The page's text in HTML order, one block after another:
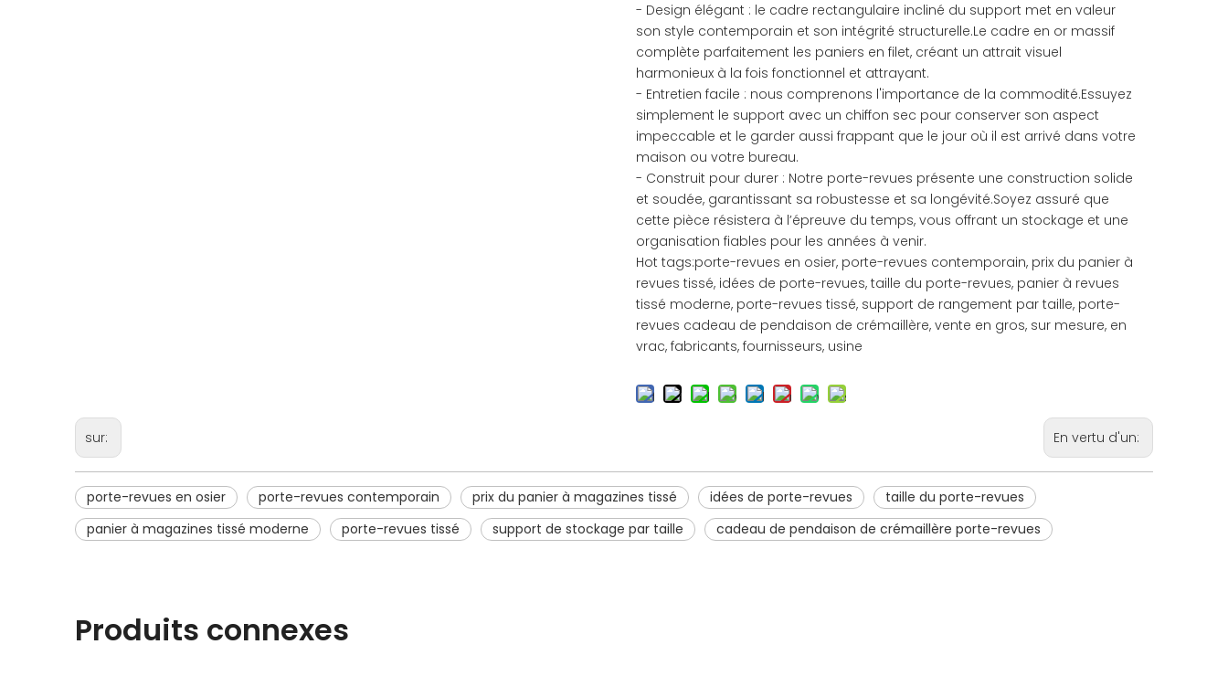
- Design élégant : le cadre rectangulaire incliné du support met en valeur
son style contemporain et son intégrité structurelle.Le cadre en or massif
complète parfaitement les paniers en filet, créant un attrait visuel
harmonieux à la fois fonctionnel et attrayant.
- Entretien facile : nous comprenons l'importance de la commodité.Essuyez
simplement le support avec un chiffon sec pour conserver son aspect
impeccable et le garder aussi frappant que le jour où il est arrivé dans votre
maison ou votre bureau.
- Construit pour durer : Notre porte-revues présente une construction solide
et soudée, garantissant sa robustesse et sa longévité.Soyez assuré que
cette pièce résistera à l’épreuve du temps, vous offrant un stockage et une
organisation fiables pour les années à venir.
Hot tags:porte-revues en osier, porte-revues contemporain, prix du panier à
revues tissé, idées de porte-revues, taille du porte-revues, panier à revues
tissé moderne, porte-revues tissé, support de rangement par taille, porte-
revues cadeau de pendaison de crémaillère, vente en gros, sur mesure, en
vrac, fabricants, fournisseurs, usine
sur: En vertu d'un:
porte-revues en osier porte-revues contemporain prix du panier à magazines tissé idées de porte-revues
taille du porte-revues
panier à magazines tissé moderne
porte-revues tissé support de stockage par taille cadeau de pendaison de crémaillère porte-revues
Produits connexes